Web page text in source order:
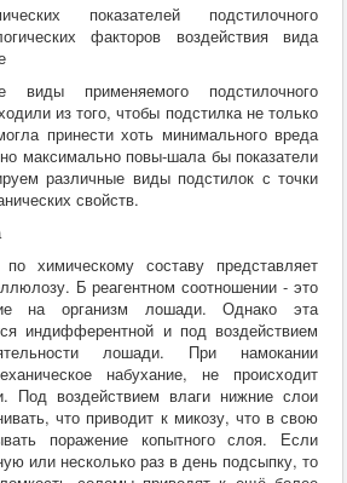
показателей подстилочного
факторов воздействия вида
виды применяемого подстилочного
из того, чтобы подстилка не только
принести хоть минимального вреда
максимально повы-шала бы показатели
различные виды подстилок с точки
свойств.
химическому составу представляет
Б реагентном соотношении - это
на организм лошади. Однако эта
индифферентной и под воздействием
лошади. При намокании
набухание, не происходит
Под воздействием влаги нижние слои
что приводит к микозу, что в свою
поражение копытного слоя. Если
или несколько раз в день подсыпку, то